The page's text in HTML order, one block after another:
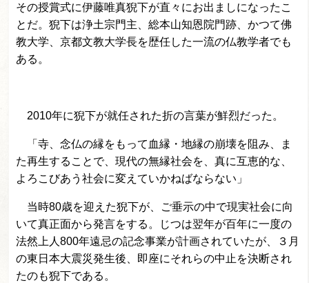
その授賞式に伊藤唯真猊下が直々にお出ましになったこ
とだ。猊下は浄土宗門主、総本山知恩院門跡、かつて佛
教大学、京都文教大学長を歴任した一流の仏教学者でも
ある。
2010年に猊下が就任された折の言葉が鮮烈だった。
「寺、念仏の縁をもって血縁・地縁の崩壊を阻み、ま
た再生することで、現代の無縁社会を、真に互恵的な、
よろこびあう社会に変えていかねばならない」
当時80歳を迎えた猊下が、ご垂示の中で現実社会に向
いて真正面から発言をする。じつは翌年が百年に一度の
法然上人800年遠忌の記念事業が計画されていたが、３月
の東日本大震災発生後、即座にそれらの中止を決断され
たのも猊下である。